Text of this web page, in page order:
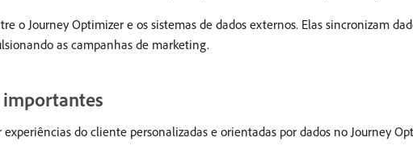
o Journey Optimizer e os sistemas de dados externos. Elas sincronizam
as campanhas de marketing.
importantes
do cliente personalizadas e orientadas por dados no Journey